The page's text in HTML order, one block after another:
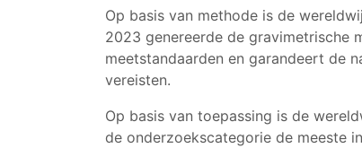
Op basis van methode is de
2023 genereerde de gravimetrische
meetstandaarden en garandeert de
vereisten.
Op basis van toepassing is de
de onderzoekscategorie de meeste